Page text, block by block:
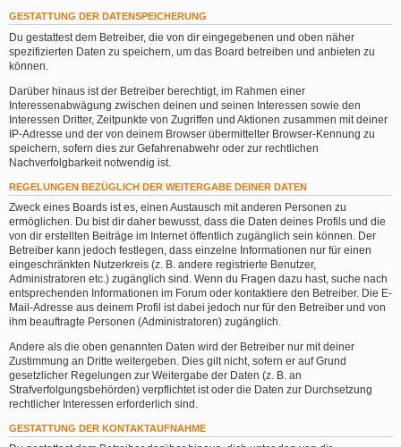
GESTATTUNG DER DATENSPEICHERUNG
Du gestattest dem Betreiber, die von dir eingegebenen und oben näher
spezifizierten Daten zu speichern, um das Board betreiben und anbieten zu
können.
Darüber hinaus ist der Betreiber berechtigt, im Rahmen einer
Interessenabwägung zwischen deinen und seinen Interessen sowie den
Interessen Dritter, Zeitpunkte von Zugriffen und Aktionen zusammen mit deiner
IP-Adresse und der von deinem Browser übermittelter Browser-Kennung zu
speichern, sofern dies zur Gefahrenabwehr oder zur rechtlichen
Nachverfolgbarkeit notwendig ist.
REGELUNGEN BEZÜGLICH DER WEITERGABE DEINER DATEN
Zweck eines Boards ist es, einen Austausch mit anderen Personen zu
ermöglichen. Du bist dir daher bewusst, dass die Daten deines Profils und die
von dir erstellten Beiträge im Internet öffentlich zugänglich sein können. Der
Betreiber kann jedoch festlegen, dass einzelne Informationen nur für einen
eingeschränkten Nutzerkreis (z. B. andere registrierte Benutzer,
Administratoren etc.) zugänglich sind. Wenn du Fragen dazu hast, suche nach
entsprechenden Informationen im Forum oder kontaktiere den Betreiber. Die E-
Mail-Adresse aus deinem Profil ist dabei jedoch nur für den Betreiber und von
ihm beauftragte Personen (Administratoren) zugänglich.
Andere als die oben genannten Daten wird der Betreiber nur mit deiner
Zustimmung an Dritte weitergeben. Dies gilt nicht, sofern er auf Grund
gesetzlicher Regelungen zur Weitergabe der Daten (z. B. an
Strafverfolgungsbehörden) verpflichtet ist oder die Daten zur Durchsetzung
rechtlicher Interessen erforderlich sind.
GESTATTUNG DER KONTAKTAUFNAHME